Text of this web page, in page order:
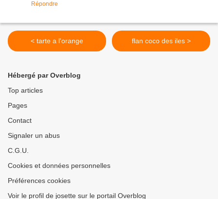
Répondre
< tarte a l'orange flan coco des iles >
Hébergé par Overblog
Top articles
Pages
Contact
Signaler un abus
C.G.U.
Cookies et données personnelles
Préférences cookies
Voir le profil de josette sur le portail Overblog